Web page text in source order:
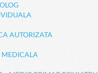
AUTORIZATA
MEDICALA